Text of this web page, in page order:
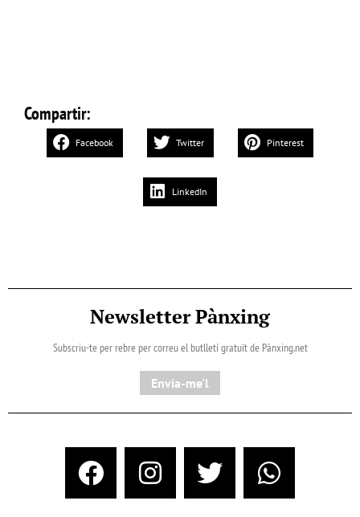
Compartir:
Facebook Twitter Pinterest
LinkedIn
Newsletter Pànxing
Subscriu-te per rebre per correu el butlletí gratuït de Pànxing.net​
Envia-me'l